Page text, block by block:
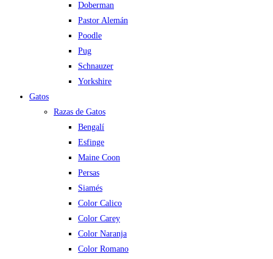
Doberman
Pastor Alemán
Poodle
Pug
Schnauzer
Yorkshire
Gatos
Razas de Gatos
Bengalí
Esfinge
Maine Coon
Persas
Siamés
Color Calico
Color Carey
Color Naranja
Color Romano